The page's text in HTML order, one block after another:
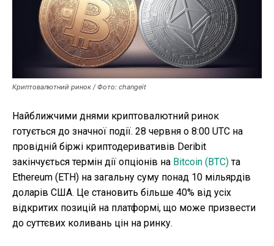
Публікації
ФОП
Курс валют
Ми в соц. мережах
Криптовалютний ринок / Фото: changeit
Найближчими днями криптовалютний ринок
готується до значної події. 28 червня о 8:00 UTC на
провідній біржі криптодеривативів Deribit
закінчується термін дії опціонів на Bitcoin (BTC)та
Ethereum (ETH) на загальну суму понад 10 мільярдів
доларів США. Це становить більше 40% від усіх
відкритих позицій на платформі, що може призвести
до суттєвих коливань цін на ринку.